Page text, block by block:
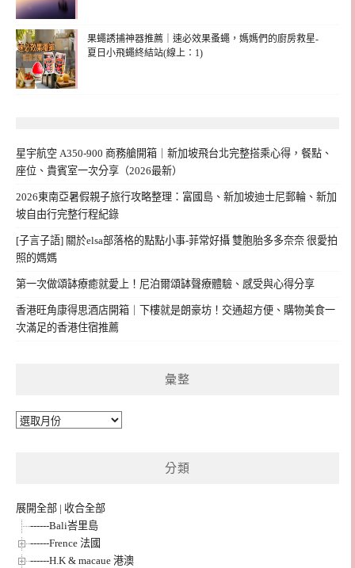
果蠅誘捕神器推薦｜速必效果蚤蠅，媽媽們的廚房救星-
夏日小飛蠅終結站(線上：1)
星宇航空 A350-900 商務艙開箱｜新加坡飛台北完整搭乘心得，餐點、
座位、貴賓室一次分享（2026最新）
2026東南亞暑假親子旅行攻略整理：富國島、新加坡迪士尼郵輪、新加
坡自由行完整行程紀錄
[子言子語] 關於elsa部落格的點點小事-菲常好攝 雙胞胎多多奈奈 很愛拍
照的媽媽
第一次做頌缽療癒就愛上！尼泊爾頌缽聲療體驗、感受與心得分享
香港旺角康得思酒店開箱｜下樓就是朗豪坊！交通超方便、購物美食一
次滿足的香港住宿推薦
彙整
彙
分類
展開全部 | 收合全部
------Bali峇里島
------Frence 法國
------H.K & macaue 港澳